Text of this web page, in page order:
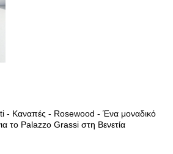
- Καναπές - Rosewood - Ένα μοναδικό
το Palazzo Grassi στη Βενετία